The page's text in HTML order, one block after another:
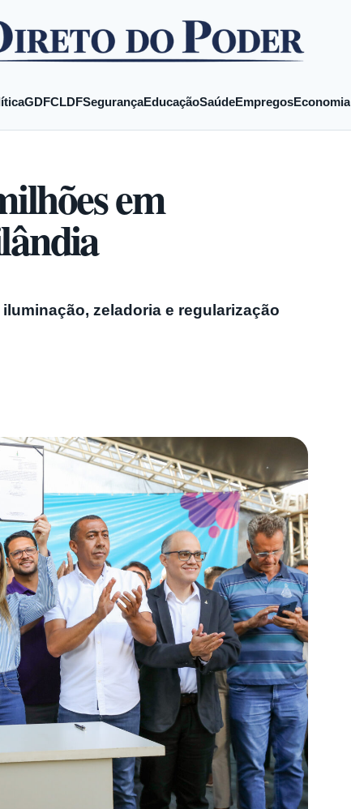
GDFCLDFSegurançaEducaçãoSaúdeEmpregosEconomia
em
zeladoria e regularização